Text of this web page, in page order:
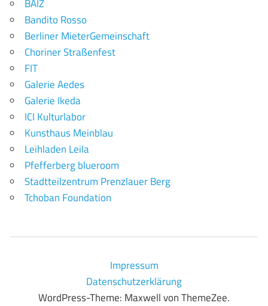
BAIZ
Bandito Rosso
Berliner MieterGemeinschaft
Choriner Straßenfest
FIT
Galerie Aedes
Galerie Ikeda
ICI Kulturlabor
Kunsthaus Meinblau
Leihladen Leila
Pfefferberg blueroom
Stadtteilzentrum Prenzlauer Berg
Tchoban Foundation
Impressum
Datenschutzerklärung
WordPress-Theme: Maxwell von ThemeZee.